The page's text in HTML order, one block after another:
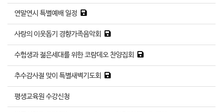
연말연시 특별예배 일정
사랑의 이웃돕기 경향가족음악회
수험생과 젊은세대를 위한 코람데오 찬양집회
추수감사절 맞이 특별새벽기도회
평생교육원 수강신청